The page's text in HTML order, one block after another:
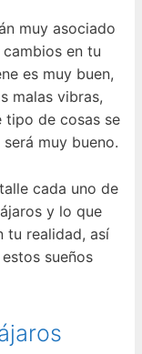
muy asociado
en tu
es muy buen,
malas vibras,
tipo de cosas se
muy bueno.
cada uno de
y lo que
tu realidad, así
sueños